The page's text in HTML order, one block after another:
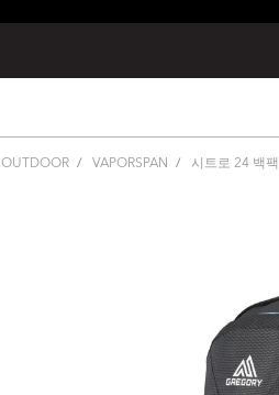
OUTDOOR VAPORSPAN 시트로 24 백팩